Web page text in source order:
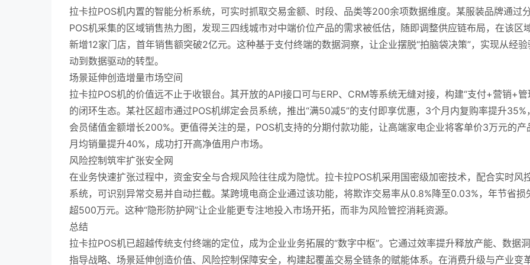
拉卡拉POS机内置的智能分析系统，可实时抓取交易金额、时段、品类等200余项数据维度。某服装品牌通过
POS机采集的区域销售热力图，发现三四线城市对中端价位产品的需求被低估，随即调整供应链布局，在该区
新增12家门店，首年销售额突破2亿元。这种基于支付终端的数据洞察，让企业摆脱“拍脑袋决策”，实现从经验
动到数据驱动的转型。
场景延伸创造增量市场空间
拉卡拉POS机的价值远不止于收银台。其开放的API接口可与ERP、CRM等系统无缝对接，构建“支付+营销+管
的闭环生态。某社区超市通过POS机绑定会员系统，推出“满50减5”的支付即享优惠，3个月内复购率提升35%，
会员储值金额增长200%。更值得关注的是，POS机支持的分期付款功能，让高端家电企业将客单价3万元的产
月均销量提升40%，成功打开高净值用户市场。
风险控制筑牢扩张安全网
在业务快速扩张过程中，资金安全与合规风险往往成为隐忧。拉卡拉POS机采用国密级加密技术，配合实时风
系统，可识别异常交易并自动拦截。某跨境电商企业通过该功能，将欺诈交易率从0.8%降至0.03%，年节省损
超500万元。这种“隐形防护网”让企业能更专注地投入市场开拓，而非为风险管控消耗资源。
总结
拉卡拉POS机已超越传统支付终端的定位，成为企业业务拓展的“数字中枢”。它通过效率提升释放产能、数据
指导战略、场景延伸创造价值、风险控制保障安全，构建起覆盖交易全链条的赋能体系。在消费升级与产业变